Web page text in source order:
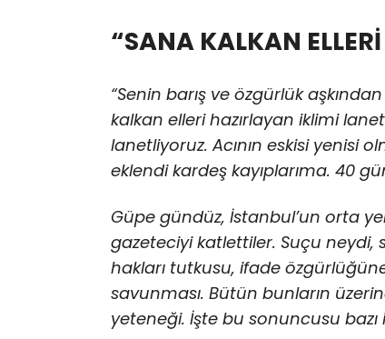
“SANA KALKAN
“Senin barış ve özgürlük
kalkan elleri hazırlayan iklimi
lanetliyoruz. Acının eskisi yenisi
eklendi kardeş kayıplarıma. 40
Güpe gündüz, İstanbul’un orta
gazeteciyi katlettiler. Suçu neydi,
hakları tutkusu, ifade
savunması. Bütün bunların
yeteneği. İşte bu sonuncusu